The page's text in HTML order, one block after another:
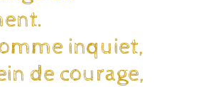
inquiet,
de courage,